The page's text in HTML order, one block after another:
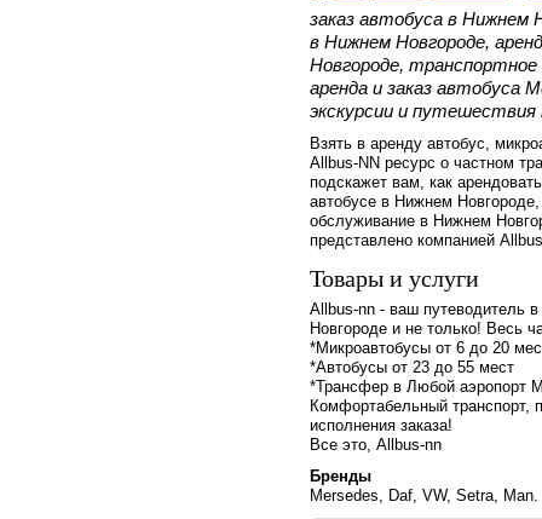
заказ автобуса в Нижнем
в Нижнем Новгороде,
Новгороде,
аренда и заказ автобуса
экскурсии и путешествия
Взять в аренду автобус,
Allbus-NN ресурс о частном
подскажет вам, как
автобусе в Нижнем
обслуживание в Нижнем
представлено компанией
Товары и услуги
Allbus-nn - ваш путеводитель
Новгороде и не только! Весь
*Микроавтобусы от 6 до 20
*Автобусы от 23 до 55 мест
*Трансфер в Любой аэропорт
Комфортабельный транспорт,
исполнения заказа!
Все это, Allbus-nn
Бренды
Mersedes, Daf, VW, Setra,